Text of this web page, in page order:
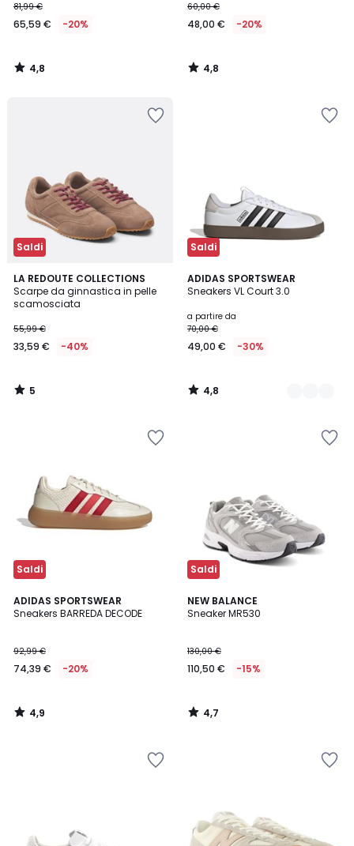
81,99 €
65,59 € -20%
4,8
/
60,00 €
48,00 € -20%
4,8
/
Saldi
LA REDOUTE COLLECTIONS
Scarpe da ginnastica in pelle
scamosciata
55,99 €
33,59 € -40%
5
/
5
5
/
Saldi
ADIDAS SPORTSWEAR
Sneakers VL Court 3.0
a partire da
70,00 €
49,00 € -30%
4,8
/ 5
5
Colori
4,8
/
Saldi
ADIDAS SPORTSWEAR
Sneakers BARREDA DECODE
92,99 €
74,39 € -20%
4,9
/ 5
4,9
/
Saldi
NEW BALANCE
Sneaker MR530
130,00 €
110,50 € -15%
4,7
/ 5
4,7
/